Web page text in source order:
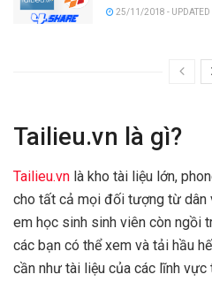
25/11/2018 -
Tailieu.vn là gì?
Tailieu.vn là kho tài liệu lớn,
cho tất cả mọi đối tượng từ dân
em học sinh sinh viên còn ngồi
các bạn có thể xem và tải hầu
cần như tài liệu của các lĩnh vực